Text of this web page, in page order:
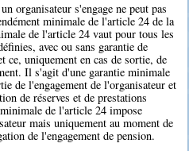
organisateur s'engage ne peut pas
minimale de l'article 24 de la
de l'article 24 vaut pour tous les
avec ou sans garantie de
ce, uniquement en cas de sortie, de
Il s'agit d'une garantie minimale
de l'engagement de l'organisateur et
de réserves et de prestations
de l'article 24 impose
mais uniquement au moment de
de l'engagement de pension.